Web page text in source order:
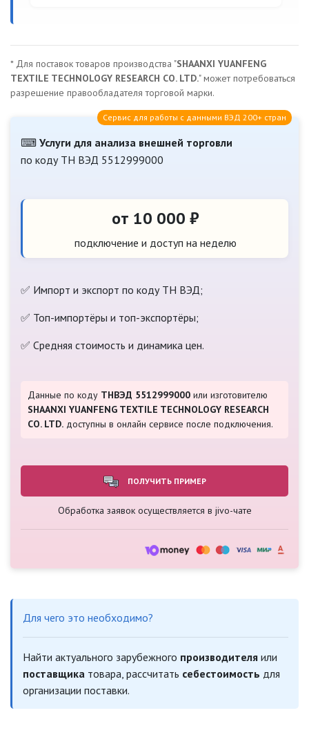
* Для поставок товаров производства "SHAANXI YUANFENG
TEXTILE TECHNOLOGY RESEARCH CO. LTD." может потребоваться
разрешение правообладателя торговой марки.
⌨ Услуги для анализа внешней торговли
по коду ТН ВЭД 5512999000
Сервис для работы с данными ВЭД 200+ стран
от 10 000 ₽
подключение и доступ на неделю
✅ Импорт и экспорт по коду ТН ВЭД;
✅ Топ-импортёры и топ-экспортёры;
✅ Средняя стоимость и динамика цен.
Данные по коду ТНВЭД 5512999000 или изготовителю
SHAANXI YUANFENG TEXTILE TECHNOLOGY RESEARCH
CO. LTD. доступны в онлайн сервисе после подключения.
ПОЛУЧИТЬ ПРИМЕР
Обработка заявок осуществляется в jivo-чате
Для чего это необходимо?
Найти актуального зарубежного производителя или
поставщика товара, рассчитать себестоимость для
организации поставки.